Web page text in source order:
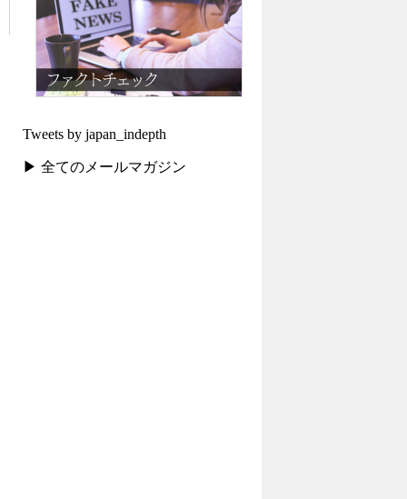
Tweets by japan_indepth
▶ 全てのメールマガジン